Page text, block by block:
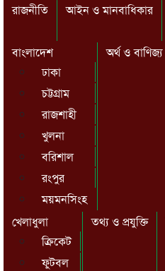
রাজনীতি আইন ও মানবাধিকার
বাংলাদেশ
ঢাকা
চট্টগ্রাম
রাজশাহী
খুলনা
বরিশাল
রংপুর
ময়মনসিংহ
অর্থ ও বাণিজ্য
খেলাধুলা
ক্রিকেট
ফুটবল
তথ্য ও প্রযুক্তি